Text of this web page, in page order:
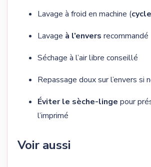
Lavage à froid en machine (
Lavage à l’envers recommandé
Séchage à l’air libre conseillé
Repassage doux sur l’envers si
Éviter le sèche-linge pour
l’imprimé
Voir aussi